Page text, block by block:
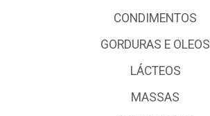
CONDIMENTOS
GORDURAS E OLEOS
LÁCTEOS
MASSAS